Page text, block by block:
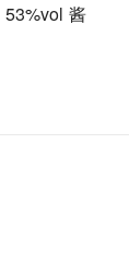
酱